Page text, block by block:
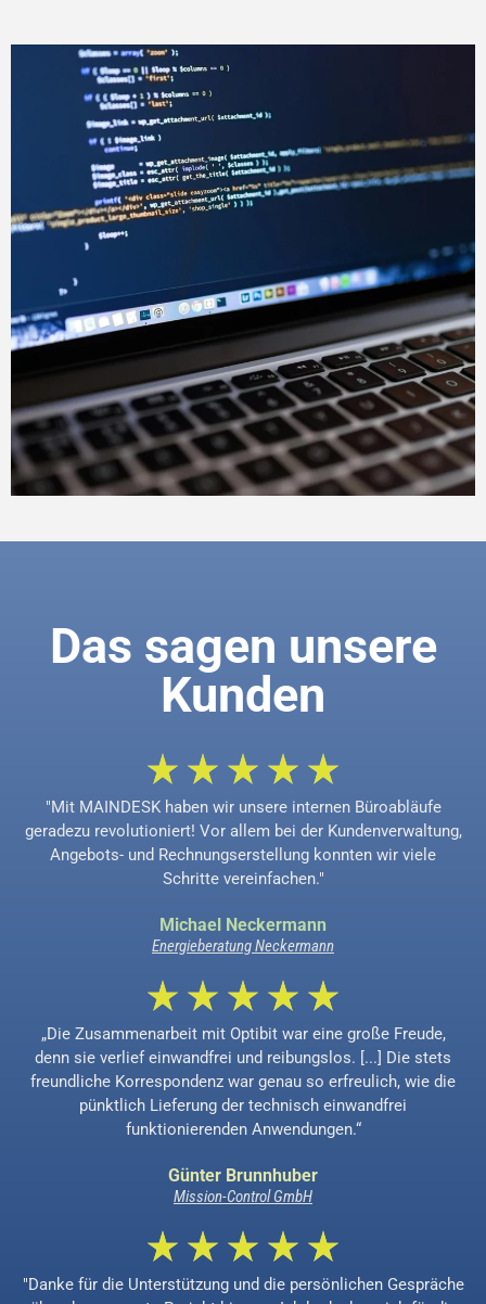
Das sagen unsere
Kunden
"Mit MAINDESK haben wir unsere internen Büroabläufe
geradezu revolutioniert! Vor allem bei der Kundenverwaltung,
Angebots- und Rechnungserstellung konnten wir viele
Schritte vereinfachen."
Michael Neckermann
Energieberatung Neckermann
„Die Zusammenarbeit mit Optibit war eine große Freude,
denn sie verlief einwandfrei und reibungslos. [...] Die stets
freundliche Korrespondenz war genau so erfreulich, wie die
pünktlich Lieferung der technisch einwandfrei
funktionierenden Anwendungen.“
Günter Brunnhuber
Mission-Control GmbH
"Danke für die Unterstützung und die persönlichen Gespräche